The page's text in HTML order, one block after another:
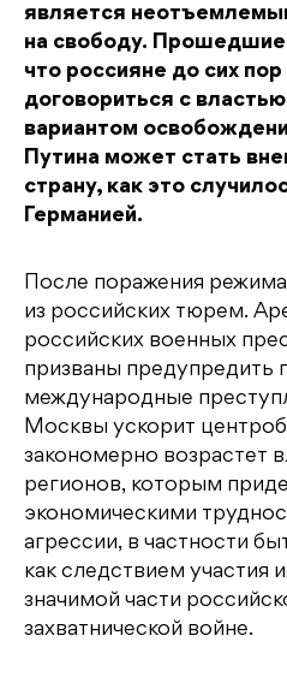
является
на свободу.
что россияне до сих
договориться с
вариантом
Путина может стать
страну, как это
Германией.
После поражения
из российских тюрем.
российских военных
призваны предупредить
международные
Москвы ускорит
закономерно возрастет
регионов, которым
экономическими
агрессии, в частности
как следствием участия
значимой части
захватнической войне.